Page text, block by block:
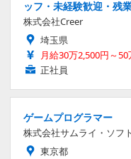
ッフ・未経験歓迎・残
株式会社Creer
埼玉県
月給30万2,500円～50
正社員
ゲームプログラマー
株式会社サムライ・ソフト
東京都